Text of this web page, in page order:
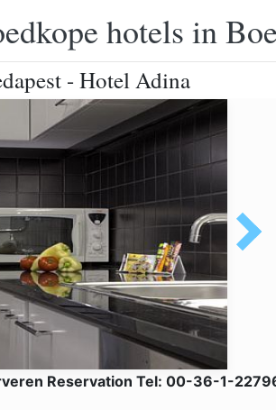
hotels in
- Hotel Adina
Reservation Tel: 00-36-1-